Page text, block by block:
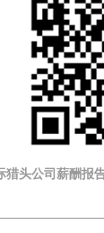
猎头公司薪酬报